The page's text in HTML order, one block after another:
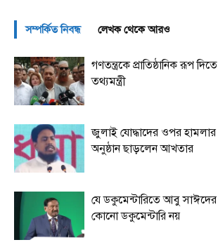
সম্পর্কিত নিবন্ধ লেখক থেকে আরও
গণতন্ত্রকে প্রাতিষ্ঠানিক রূপ
তথ্যমন্ত্রী
জুলাই যোদ্ধাদের ওপর হামলার
অনুষ্ঠান ছাড়লেন আখতার
যে ডকুমেন্টারিতে আবু সাঈদের
কোনো ডকুমেন্টারি নয়